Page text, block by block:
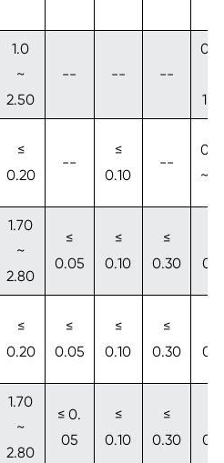
1.0
~
2.50
-- -- --
≤
0.20
--
≤
0.10
--
~
1.70
~
2.80
≤
0.05
≤
0.10
≤
0.30
≤
0.20
≤
0.05
≤
0.10
≤
0.30
1.70
~
2.80
≤ 0.
05
≤
0.10
≤
0.30